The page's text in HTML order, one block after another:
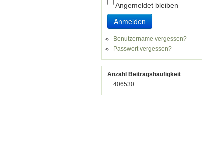
Angemeldet bleiben
Anmelden
Benutzername vergessen?
Passwort vergessen?
Anzahl Beitragshäufigkeit
406530